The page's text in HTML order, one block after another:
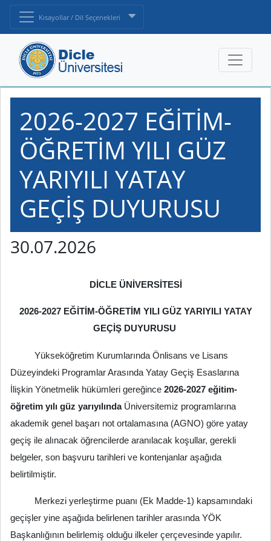
Kısayollar / Dil Seçenekleri
2026-2027 EĞİTİM-
ÖĞRETİM YILI GÜZ
YARIYILI YATAY
GEÇİŞ DUYURUSU
30.07.2026
DİCLE ÜNİVERSİTESİ
2026-2027 EĞİTİM-ÖĞRETİM YILI GÜZ YARIYILI YATAY
GEÇİŞ DUYURUSU
Yükseköğretim Kurumlarında Önlisans ve Lisans
Düzeyindeki Programlar Arasında Yatay Geçiş Esaslarına
İlişkin Yönetmelik hükümleri gereğince 2026-2027 eğitim-
öğretim yılı güz yarıyılındaÜniversitemiz programlarına
akademik genel başarı not ortalamasına (AGNO) göre yatay
geçiş ile alınacak öğrencilerde aranılacak koşullar, gerekli
belgeler, son başvuru tarihleri ve kontenjanlar aşağıda
belirtilmiştir.
Merkezi yerleştirme puanı (Ek Madde-1) kapsamındaki
geçişler yine aşağıda belirlenen tarihler arasında YÖK
Başkanlığının belirlemiş olduğu ilkeler çerçevesinde yapılır.